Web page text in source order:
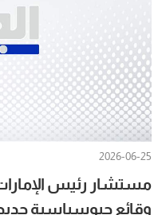
2026-06-25
مستشار رئيس
وقائع جيوسياسية